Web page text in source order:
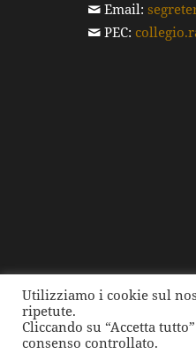
Email:
PEC:
© 2026
Utilizziamo i cookie sul
ripetute.
Cliccando su “Accetta
consenso controllato.